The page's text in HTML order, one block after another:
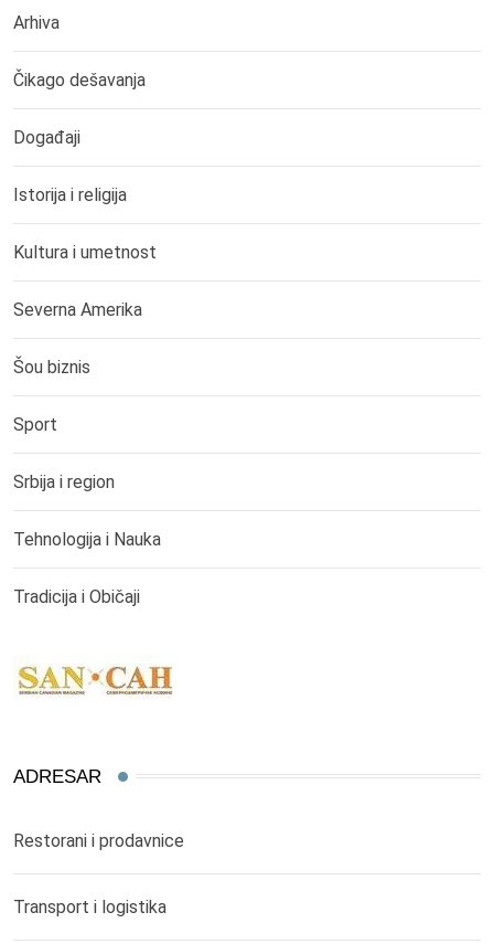
Arhiva
Čikago dešavanja
Događaji
Istorija i religija
Kultura i umetnost
Severna Amerika
Šou biznis
Sport
Srbija i region
Tehnologija i Nauka
Tradicija i Običaji
ADRESAR
Restorani i prodavnice
Transport i logistika